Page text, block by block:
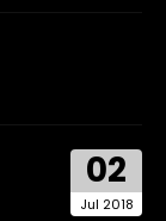
02
Jul 2018